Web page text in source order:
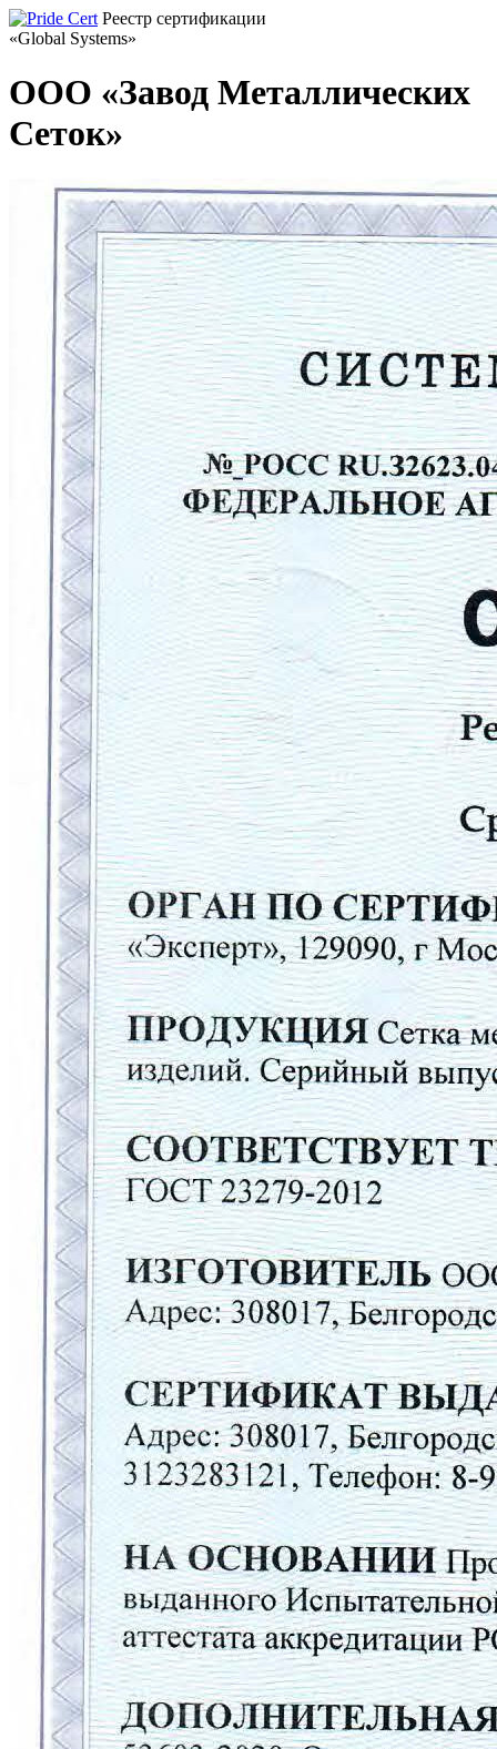
Реестр сертификации
«Global Systems»
ООО «Завод Металлических
Сеток»